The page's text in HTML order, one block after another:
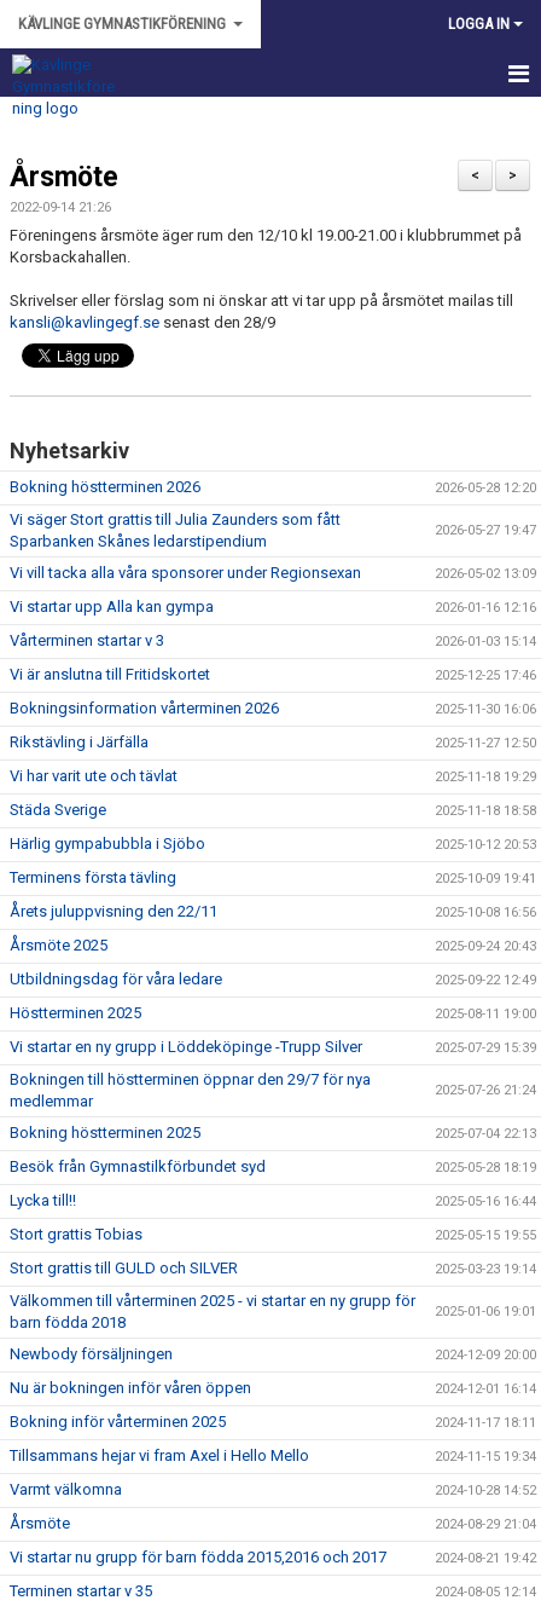
KÄVLINGE GYMNASTIKFÖRENING LOGGA IN
HEM
NYHETER
OM FÖRENINGEN
BILDGALLERI
FÖRENINGSKLÄDER
VÅRA LEDARE
KONTAKT
>
<
Årsmöte
2022-09-14 21:26
Föreningens årsmöte äger rum den 12/10 kl 19.00-21.00 i klubbrummet på
Korsbackahallen.
Skrivelser eller förslag som ni önskar att vi tar upp på årsmötet mailas till
kansli@kavlingegf.se senast den 28/9
Nyhetsarkiv
Bokning höstterminen 2026 2026-05-28 12:20
Vi säger Stort grattis till Julia Zaunders som fått
Sparbanken Skånes ledarstipendium
2026-05-27 19:47
Vi vill tacka alla våra sponsorer under Regionsexan 2026-05-02 13:09
Vi startar upp Alla kan gympa 2026-01-16 12:16
Vårterminen startar v 3 2026-01-03 15:14
Vi är anslutna till Fritidskortet 2025-12-25 17:46
Bokningsinformation vårterminen 2026 2025-11-30 16:06
Rikstävling i Järfälla 2025-11-27 12:50
Vi har varit ute och tävlat 2025-11-18 19:29
Städa Sverige 2025-11-18 18:58
Härlig gympabubbla i Sjöbo 2025-10-12 20:53
Terminens första tävling 2025-10-09 19:41
Årets juluppvisning den 22/11 2025-10-08 16:56
Årsmöte 2025 2025-09-24 20:43
Utbildningsdag för våra ledare 2025-09-22 12:49
Höstterminen 2025 2025-08-11 19:00
Vi startar en ny grupp i Löddeköpinge -Trupp Silver 2025-07-29 15:39
Bokningen till höstterminen öppnar den 29/7 för nya
medlemmar
2025-07-26 21:24
Bokning höstterminen 2025 2025-07-04 22:13
Besök från Gymnastilkförbundet syd 2025-05-28 18:19
Lycka till!! 2025-05-16 16:44
Stort grattis Tobias 2025-05-15 19:55
Stort grattis till GULD och SILVER 2025-03-23 19:14
Välkommen till vårterminen 2025 - vi startar en ny grupp för
barn födda 2018
2025-01-06 19:01
Newbody försäljningen 2024-12-09 20:00
Nu är bokningen inför våren öppen 2024-12-01 16:14
Bokning inför vårterminen 2025 2024-11-17 18:11
Tillsammans hejar vi fram Axel i Hello Mello 2024-11-15 19:34
Varmt välkomna 2024-10-28 14:52
Årsmöte 2024-08-29 21:04
Vi startar nu grupp för barn födda 2015,2016 och 2017 2024-08-21 19:42
Terminen startar v 35 2024-08-05 12:14